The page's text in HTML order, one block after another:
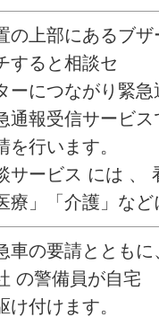
の上部にあるブ
すると相談セ
ーにつながり緊
通報受信サービ
を行います。
サービス には 、
療」「介護」な
車の要請ととも
の警備員が自宅
け付けます。